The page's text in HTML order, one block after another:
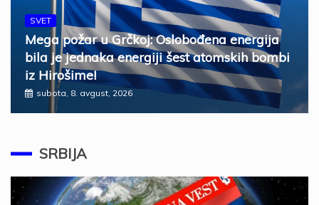
SVET
Mega požar u Grčkoj: Oslobođena energija
bila je jednaka energiji šest atomskih bombi
iz Hirošime!
subota, 8. avgust, 2026
SRBIJA